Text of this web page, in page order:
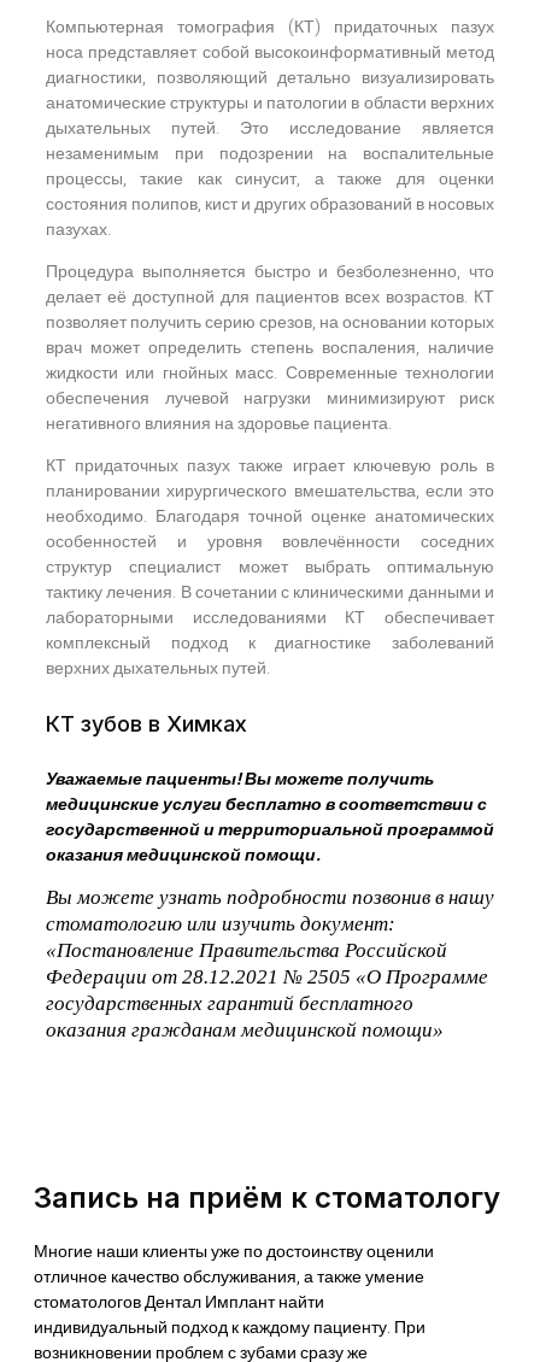
Компьютерная томография (КТ) придаточных пазух
носа представляет собой высокоинформативный метод
диагностики, позволяющий детально визуализировать
анатомические структуры и патологии в области верхних
дыхательных путей. Это исследование является
незаменимым при подозрении на воспалительные
процессы, такие как синусит, а также для оценки
состояния полипов, кист и других образований в носовых
пазухах.
Процедура выполняется быстро и безболезненно, что
делает её доступной для пациентов всех возрастов. КТ
позволяет получить серию срезов, на основании которых
врач может определить степень воспаления, наличие
жидкости или гнойных масс. Современные технологии
обеспечения лучевой нагрузки минимизируют риск
негативного влияния на здоровье пациента.
КТ придаточных пазух также играет ключевую роль в
планировании хирургического вмешательства, если это
необходимо. Благодаря точной оценке анатомических
особенностей и уровня вовлечённости соседних
структур специалист может выбрать оптимальную
тактику лечения. В сочетании с клиническими данными и
лабораторными исследованиями КТ обеспечивает
комплексный подход к диагностике заболеваний
верхних дыхательных путей.
КТ зубов в Химках
Уважаемые пациенты! Вы можете получить
медицинские услуги бесплатно в соответствии с
государственной и территориальной программой
оказания медицинской помощи.
Вы можете узнать подробности позвонив в нашу
стоматологию или изучить документ:
«Постановление Правительства Российской
Федерации от 28.12.2021 № 2505 «О Программе
государственных гарантий бесплатного
оказания гражданам медицинской помощи»
Запись на приём к стоматологу
Многие наши клиенты уже по достоинству оценили
отличное качество обслуживания, а также умение
стоматологов Дентал Имплант найти
индивидуальный подход к каждому пациенту. При
возникновении проблем с зубами сразу же